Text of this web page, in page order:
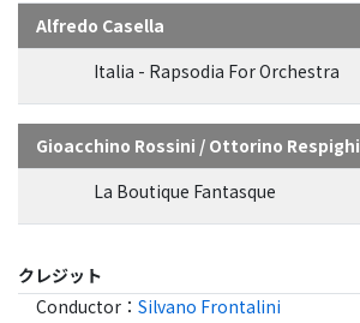
Alfredo Casella
Italia - Rapsodia For Orchestra
Gioacchino Rossini / Ottorino Respighi
La Boutique Fantasque
クレジット
Conductor ： Silvano Frontalini